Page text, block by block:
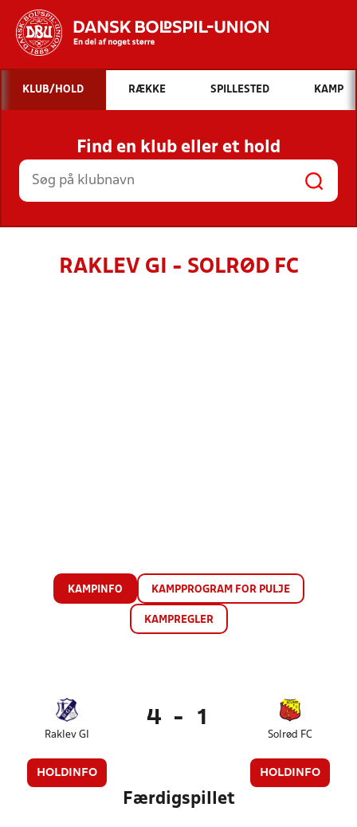
Hvad vil du søge efter?
INDHOLD OG NYHEDER
STILLINGER, RESULTATER, KLUBBER OG
HOLD
KLUB/HOLD RÆKKE SPILLESTED KAMP
Find en klub eller et hold
RAKLEV GI - SOLRØD FC
KAMPINFO KAMPPROGRAM FOR PULJE
KAMPREGLER
Raklev GI
HOLDINFO
4 - 1
Solrød FC
HOLDINFO
Færdigspillet